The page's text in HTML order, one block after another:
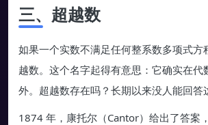
三、超越数
如果一个实数不满足任何整系数多项式方
越数。这个名字起得有意思：它确实在代
外。超越数存在吗？长期以来没人能回答
1874 年，康托尔（Cantor）给出了答案